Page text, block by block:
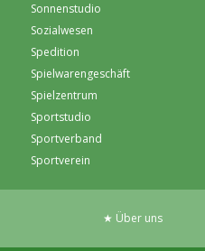
Sonnenstudio
Sozialwesen
Spedition
Spielwarengeschäft
Spielzentrum
Sportstudio
Sportverband
Sportverein
★ Über uns